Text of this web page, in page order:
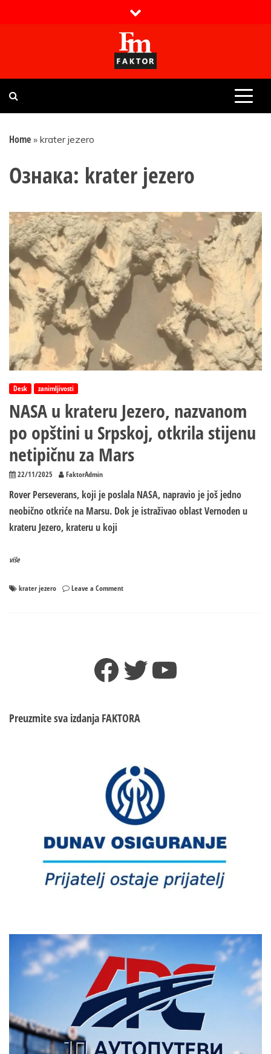
Faktor magazin
Uvijek presudan
Home » krater jezero
Ознака: krater jezero
Desk zanimljivosti
NASA u krateru Jezero, nazvanom
po opštini u Srpskoj, otkrila stijenu
netipičnu za Mars
22/11/2025 FaktorAdmin
Rover Perseverans, koji je poslala NASA, napravio je još jedno
neobično otkriće na Marsu. Dok je istraživao oblast Vernoden u
krateru Jezero, krateru u koji
više
krater jezero Leave a Commenton
po
opštini
stijenu
Facebook
TwitterYouTube
Preuzmite sva izdanja FAKTORA